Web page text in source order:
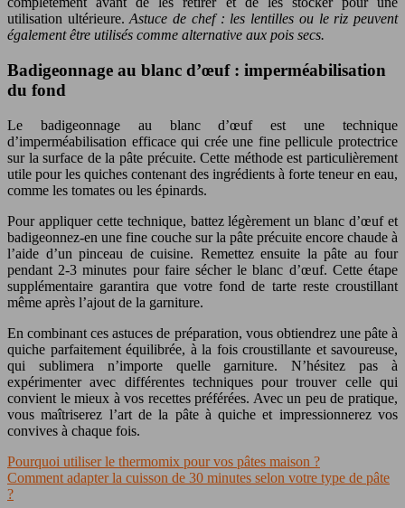
utilisation ultérieure.Astuce de chef : les lentilles ou le riz peuvent
également être utilisés comme alternative aux pois secs.
Badigeonnage au blanc d’œuf : imperméabilisation
du fond
Le badigeonnage au blanc d’œuf est une technique
d’imperméabilisation efficace qui crée une fine pellicule protectrice
sur la surface de la pâte précuite. Cette méthode est particulièrement
utile pour les quiches contenant des ingrédients à forte teneur en eau,
comme les tomates ou les épinards.
Pour appliquer cette technique, battez légèrement un blanc d’œuf et
badigeonnez-en une fine couche sur la pâte précuite encore chaude à
l’aide d’un pinceau de cuisine. Remettez ensuite la pâte au four
pendant 2-3 minutes pour faire sécher le blanc d’œuf. Cette étape
supplémentaire garantira que votre fond de tarte reste croustillant
même après l’ajout de la garniture.
En combinant ces astuces de préparation, vous obtiendrez une pâte à
quiche parfaitement équilibrée, à la fois croustillante et savoureuse,
qui sublimera n’importe quelle garniture. N’hésitez pas à
expérimenter avec différentes techniques pour trouver celle qui
convient le mieux à vos recettes préférées. Avec un peu de pratique,
vous maîtriserez l’art de la pâte à quiche et impressionnerez vos
convives à chaque fois.
Pourquoi utiliser le thermomix pour vos pâtes maison ?
Comment adapter la cuisson de 30 minutes selon votre type de pâte
?